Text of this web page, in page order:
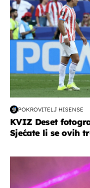
POKROVITELJ HISENSE
KVIZ Deset
Sjećate li se ovih